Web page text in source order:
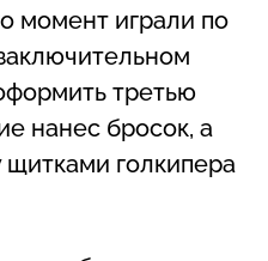
момент играли по
третью
нанес бросок, а
голкипера